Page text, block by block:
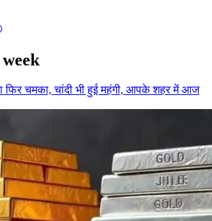
फिर चमका, चांदी भी हुई महंगी, आपके शहर में आज